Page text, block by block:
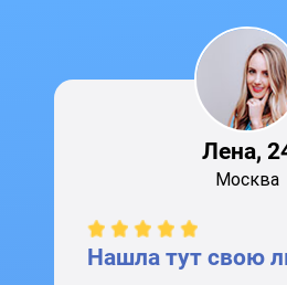
Лена,
Москва
Нашла тут свою